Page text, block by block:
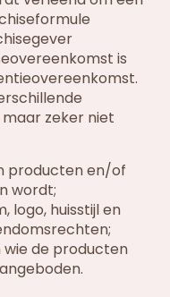
is
zeker niet
producten en/of
wordt;
logo, huisstijl en
de producten